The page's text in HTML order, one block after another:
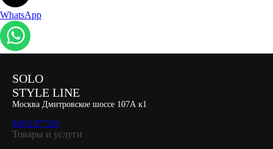
WhatsApp
SOLO
STYLE LINE
Москва Дмитровское шоссе 107А к1
84951977330
Товары и услуги